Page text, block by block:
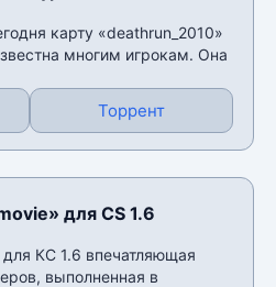
карту «deathrun_2010»
многим игрокам. Она
Торрент
для CS 1.6
для КС 1.6 впечатляющая
выполненная в